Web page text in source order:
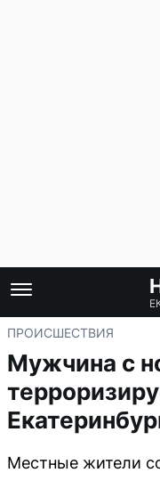
ПРОИСШЕСТВИЯ
Мужчина с
Местные жители